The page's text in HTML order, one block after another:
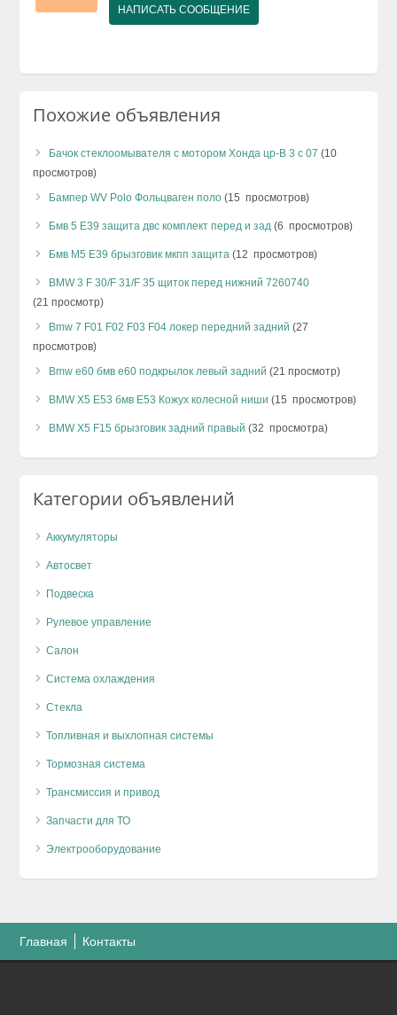
НАПИСАТЬ СООБЩЕНИЕ
Похожие объявления
Бачок стеклоомывателя с мотором Хонда цр-В 3 с 07 (10
просмотров)
Бампер WV Polo Фольцваген поло (15 просмотров)
Бмв 5 Е39 защита двс комплект перед и зад (6 просмотров)
Бмв М5 Е39 брызговик мкпп защита (12 просмотров)
BMW 3 F 30/F 31/F 35 щиток перед нижний 7260740
(21 просмотр)
Bmw 7 F01 F02 F03 F04 локер передний задний (27
просмотров)
Bmw e60 бмв е60 подкрылок левый задний (21 просмотр)
BMW X5 E53 бмв Е53 Кожух колесной ниши (15 просмотров)
BMW X5 F15 брызговик задний правый (32 просмотра)
Категории объявлений
Аккумуляторы
Автосвет
Подвеска
Рулевое управление
Салон
Система охлаждения
Стекла
Топливная и выхлопная системы
Тормозная система
Трансмиссия и привод
Запчасти для ТО
Электрооборудование
Главная Контакты